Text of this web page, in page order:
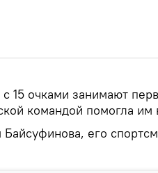
15 очками занимают
командой помогла
его